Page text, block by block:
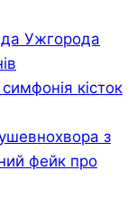
Ужгорода
кісток
з
фейк про